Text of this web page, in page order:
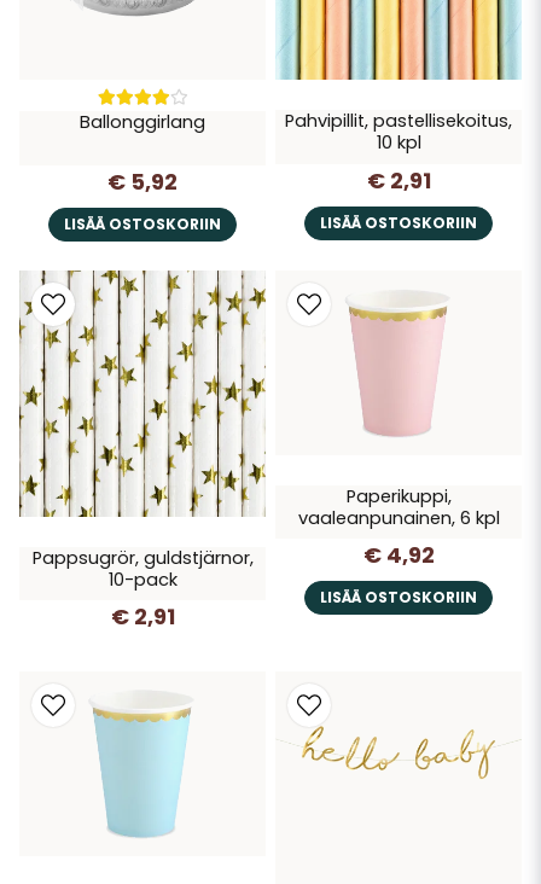
Ballonggirlang
€ 5,92
LISÄÄ OSTOSKORIIN
Pahvipillit, pastellisekoitus,
10 kpl
€ 2,91
LISÄÄ OSTOSKORIIN
Pappsugrör, guldstjärnor,
10-pack
€ 2,91
Paperikuppi,
vaaleanpunainen, 6 kpl
€ 4,92
LISÄÄ OSTOSKORIIN